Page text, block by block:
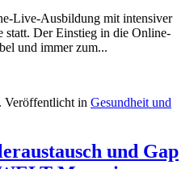
Live-Ausbildung mit intensiver
statt. Der Einstieg in die Online-
und immer zum...
. Veröffentlicht in Gesundheit und
und Gap